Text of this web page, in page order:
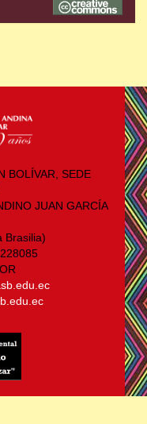
BOLÍVAR, SEDE
JUAN GARCÍA
Brasilia)